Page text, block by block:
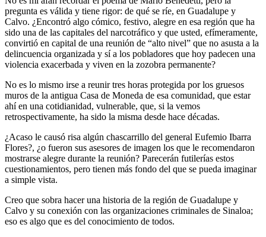
pregunta es válida y tiene rigor: de qué se ríe, en Guadalupe y
Calvo. ¿Encontró algo cómico, festivo, alegre en esa región que ha
sido una de las capitales del narcotráfico y que usted, efímeramente,
convirtió en capital de una reunión de “alto nivel” que no asusta a la
delincuencia organizada y sí a los pobladores que hoy padecen una
violencia exacerbada y viven en la zozobra permanente?
No es lo mismo irse a reunir tres horas protegida por los gruesos
muros de la antigua Casa de Moneda de esa comunidad, que estar
ahí en una cotidianidad, vulnerable, que, si la vemos
retrospectivamente, ha sido la misma desde hace décadas.
¿Acaso le causó risa algún chascarrillo del general Eufemio Ibarra
Flores?, ¿o fueron sus asesores de imagen los que le recomendaron
mostrarse alegre durante la reunión? Parecerán futilerías estos
cuestionamientos, pero tienen más fondo del que se pueda imaginar
a simple vista.
Creo que sobra hacer una historia de la región de Guadalupe y
Calvo y su conexión con las organizaciones criminales de Sinaloa;
eso es algo que es del conocimiento de todos.